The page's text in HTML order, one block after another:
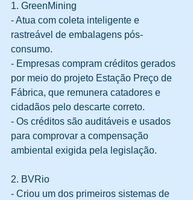
1. GreenMining
- Atua com coleta inteligente e
rastreável de embalagens pós-
consumo.
- Empresas compram créditos gerados
por meio do projeto Estação Preço de
Fábrica, que remunera catadores e
cidadãos pelo descarte correto.
- Os créditos são auditáveis e usados
para comprovar a compensação
ambiental exigida pela legislação.
2. BVRio
- Criou um dos primeiros sistemas de